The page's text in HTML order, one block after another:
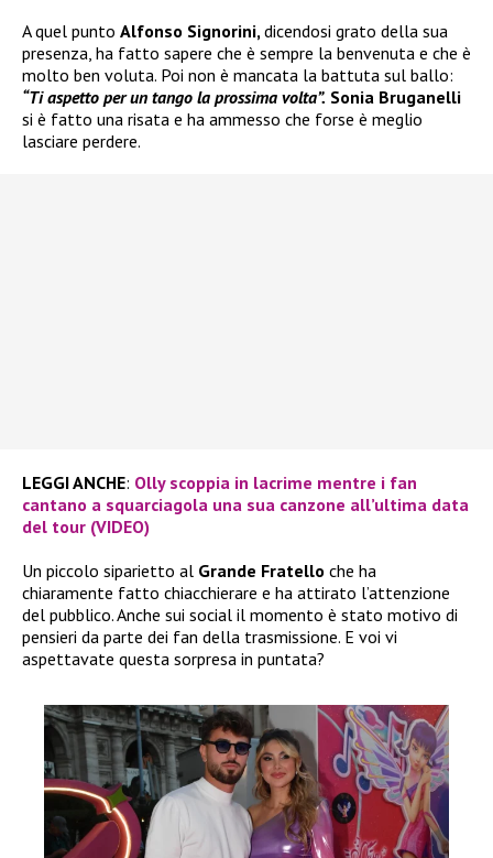
A quel punto Alfonso Signorini,dicendosi grato della sua
presenza, ha fatto sapere che è sempre la benvenuta e che è
molto ben voluta. Poi non è mancata la battuta sul ballo:
“Ti aspetto per un tango la prossima volta”. Sonia Bruganelli
si è fatto una risata e ha ammesso che forse è meglio
lasciare perdere.
LEGGI ANCHE: Olly scoppia in lacrime mentre i fan
cantano a squarciagola una sua canzone all’ultima data
del tour (VIDEO)
Un piccolo siparietto al Grande Fratello che ha
chiaramente fatto chiacchierare e ha attirato l’attenzione
del pubblico. Anche sui social il momento è stato motivo di
pensieri da parte dei fan della trasmissione. E voi vi
aspettavate questa sorpresa in puntata?